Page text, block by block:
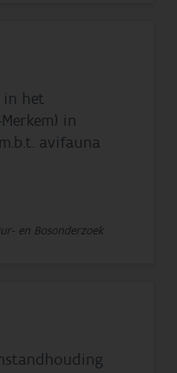
in het
in
avifauna
en Bosonderzoek